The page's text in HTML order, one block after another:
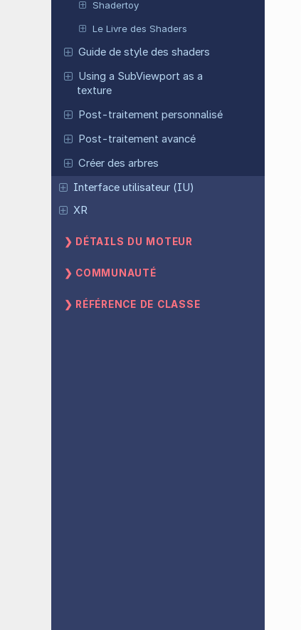
Shadertoy
Le Livre des Shaders
Guide de style des shaders
Using a SubViewport as a
texture
Post-traitement personnalisé
Post-traitement avancé
Créer des arbres
Interface utilisateur (IU)
XR
DÉTAILS DU MOTEUR
COMMUNAUTÉ
RÉFÉRENCE DE CLASSE